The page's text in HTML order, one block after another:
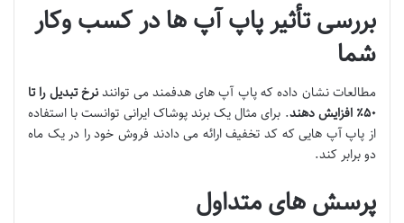
بررسی تأثیر پاپ آپ ها در کسب وکار
شما
مطالعات نشان داده که پاپ آپ های هدفمند می توانندنرخ تبدیل را تا
۵۰٪ افزایش دهند. برای مثال یک برند پوشاک ایرانی توانست با استفاده
از پاپ آپ هایی که کد تخفیف ارائه می دادند فروش خود را در یک ماه
دو برابر کند.
پرسش های متداول